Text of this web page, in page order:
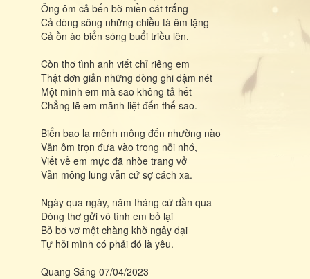
Ông ôm cả bến bờ miền cát trắng
Cả dòng sông những chiều tà êm lặng
Cả ồn ào biển sóng buổi triều lên.
Còn thơ tình anh viết chỉ riêng em
Thật đơn giản những dòng ghi đậm nét
Một mình em mà sao không tả hết
Chẳng lẽ em mãnh liệt đến thế sao.
Biển bao la mênh mông đến nhường nào
Vẫn ôm trọn đưa vào trong nỗi nhớ,
Viết về em mực đã nhòe trang vở
Vẫn mông lung vẫn cứ sợ cách xa.
Ngày qua ngày, năm tháng cứ dần qua
Dòng thơ gửi vô tình em bỏ lại
Bỏ bơ vơ một chàng khờ ngây dại
Tự hỏi mình có phải đó là yêu.
Quang Sáng 07/04/2023